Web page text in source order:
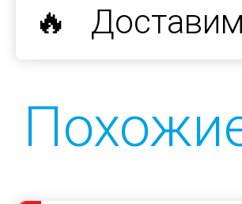
🔥 Доставим